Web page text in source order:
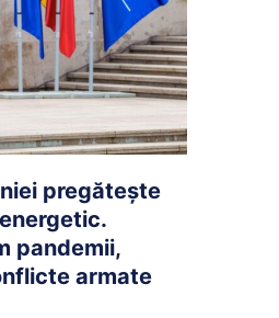
pregătește
pandemii,
armate